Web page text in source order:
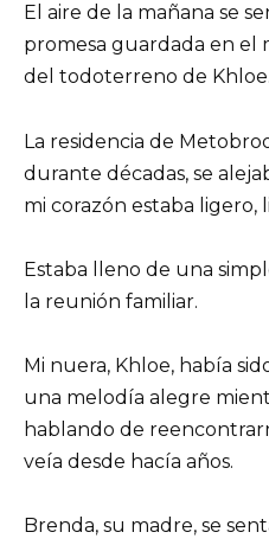
El aire de la mañana se
promesa guardada en el
del todoterreno de Khloe.
La residencia de
durante décadas, se
mi corazón estaba ligero,
Estaba lleno de una
la reunión familiar.
Mi nuera, Khloe, había
una melodía alegre
hablando de
veía desde hacía años.
Brenda, su madre, se